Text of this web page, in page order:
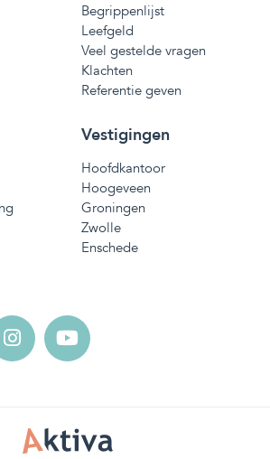
Begrippenlijst
Leefgeld
Veel gestelde vragen
Klachten
Referentie geven
Vestigingen
Hoofdkantoor
Hoogeveen
Groningen
Zwolle
Enschede